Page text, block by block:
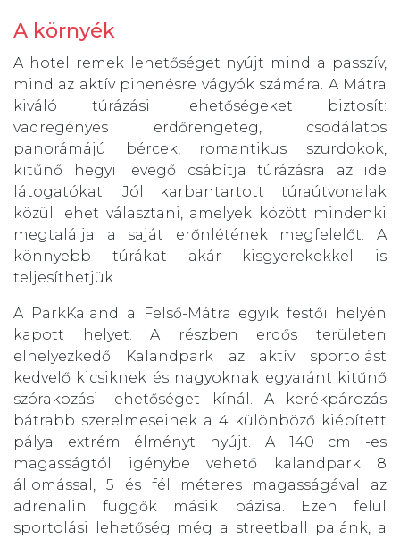
A környék
A hotel remek lehetőséget nyújt mind a passzív,
mind az aktív pihenésre vágyók számára. A Mátra
kiváló túrázási lehetőségeket biztosít:
vadregényes erdőrengeteg, csodálatos
panorámájú bércek, romantikus szurdokok,
kitűnő hegyi levegő csábítja túrázásra az ide
látogatókat. Jól karbantartott túraútvonalak
közül lehet választani, amelyek között mindenki
megtalálja a saját erőnlétének megfelelőt. A
könnyebb túrákat akár kisgyerekekkel is
teljesíthetjük.
A ParkKaland a Felső-Mátra egyik festői helyén
kapott helyet.­­­­ A részben erdős területen
elhelyezkedő Kalandpark az aktív sportolást
kedvelő kicsiknek és nagyoknak egyaránt kitűnő
szórakozási lehetőséget kínál. A kerékpározás
bátrabb szerelmeseinek a 4 különböző kiépített
pálya extrém élményt nyújt. A 140 cm -es
magasságtól igénybe vehető kalandpark 8
állomással, 5 és fél méteres magasságával az
adrenalin függők másik bázisa. Ezen felül
sportolási lehetőség még a streetball palánk, a